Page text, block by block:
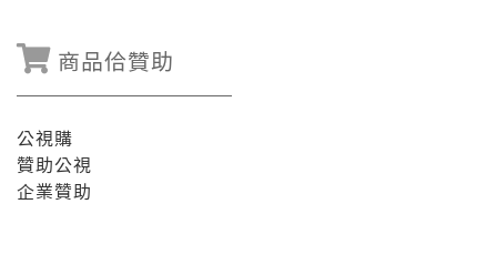
商品佮贊助
公視購
贊助公視
企業贊助